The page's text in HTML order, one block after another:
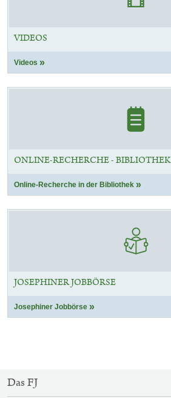
VIDEOS
Videos
ONLINE-RECHERCHE - BIBLIOTHEK
Online-Recherche in der Bibliothek
JOSEPHINER JOBBÖRSE
Josephiner Jobbörse
SITEMAP-
Das FJ